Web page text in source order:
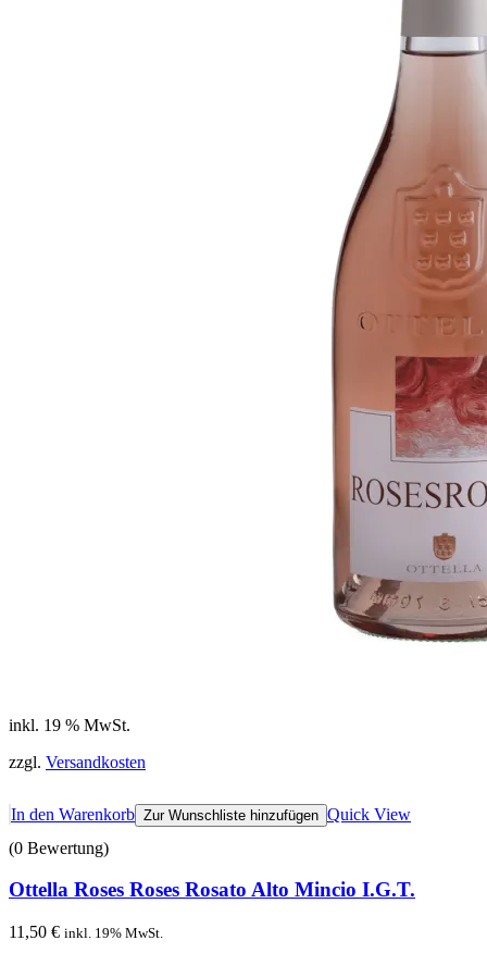
inkl. 19 % MwSt.
zzgl. Versandkosten
In den Warenkorb Zur Wunschliste hinzufügen Quick View
(0 Bewertung)
Ottella Roses Roses Rosato Alto Mincio I.G.T.
11,50 € inkl. 19% MwSt.